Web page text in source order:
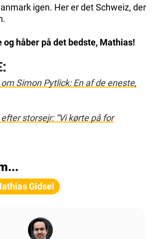
igen. Her er det Schweiz, der
håber på det bedste, Mathias!
Simon Pytlick: En af de eneste,
storsejr: “Vi kørte på for
Gidsel